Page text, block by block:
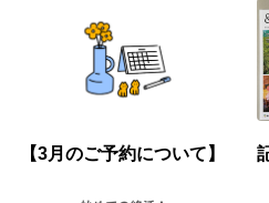
【3月のご予約について】